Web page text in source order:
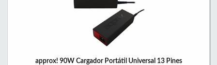
approx! 90W Cargador Portátil Universal 13 Pines